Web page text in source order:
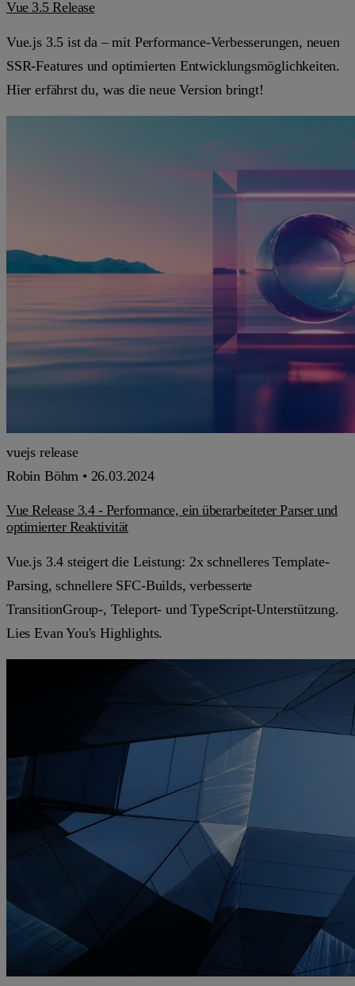
Vue 3.5 Release
Vue.js 3.5 ist da – mit Performance-Verbesserungen, neuen
SSR-Features und optimierten Entwicklungsmöglichkeiten.
Hier erfährst du, was die neue Version bringt!
vuejs release
Robin Böhm • 26.03.2024
Vue Release 3.4 - Performance, ein überarbeiteter Parser und
optimierter Reaktivität
Vue.js 3.4 steigert die Leistung: 2x schnelleres Template-
Parsing, schnellere SFC-Builds, verbesserte
TransitionGroup-, Teleport- und TypeScript-Unterstützung.
Lies Evan You's Highlights.